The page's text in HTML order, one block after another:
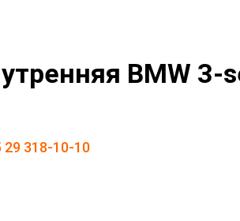
BMW 3-
29 318-10-10